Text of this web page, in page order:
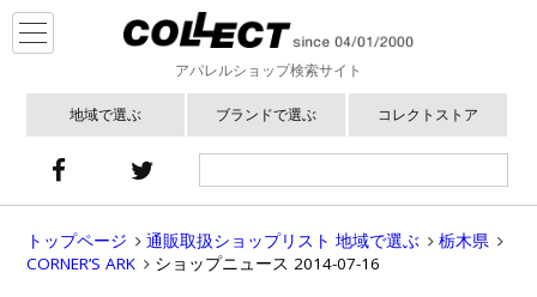
アパレルショップ検索サイト
地域で選ぶ ブランドで選ぶ コレクトストア
トップページ 通販取扱ショップリスト 地域で選ぶ
栃木県
CORNER’S ARK
ショップニュース 2014-07-16